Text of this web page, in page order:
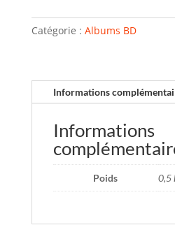
Catégorie : Albums BD
Informations
Informations
Poids 0,5